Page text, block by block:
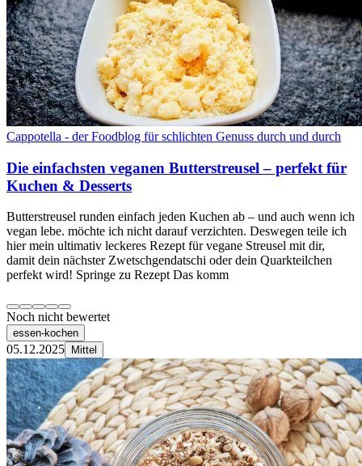
Cappotella - der Foodblog für schlichten Genuss durch und durch
Die einfachsten veganen Butterstreusel – perfekt für
Kuchen & Desserts
Butterstreusel runden einfach jeden Kuchen ab – und auch wenn ich
vegan lebe. möchte ich nicht darauf verzichten. Deswegen teile ich
hier mein ultimativ leckeres Rezept für vegane Streusel mit dir,
damit dein nächster Zwetschgendatschi oder dein Quarkteilchen
perfekt wird! Springe zu Rezept Das komm
Noch nicht bewertet
essen-kochen
05.12.2025 Mittel